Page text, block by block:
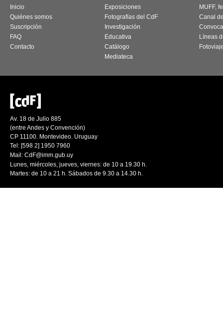
Inicio
Quiénes somos
Suscripción
FAQ
Contacto
Exposiciones
Fotografías del CdF
Investigación
Educativa
Catálogo
Mediateca
MUFF,
Canal
Líneas
Av. 18 de Julio 885
(entre Andes y Convención)
CP 11100. Montevideo. Uruguay
Tel: [598 2] 1950 7960
Mail: CdF@imm.gub.uy
Lunes, miércoles, jueves, viernes: de 10 a 19.30 h.
Martes: de 10 a 21 h. Sábados de 9.30 a 14.30 h.